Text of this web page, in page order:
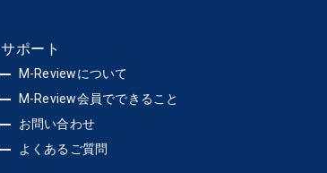
サポート
M-Reviewについて
M-Review会員でできること
お問い合わせ
よくあるご質問